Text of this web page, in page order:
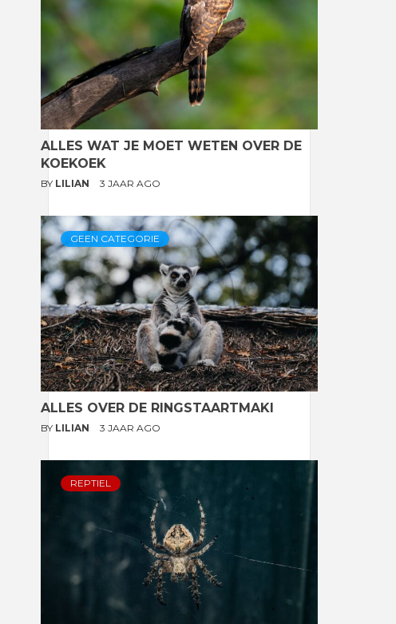
ALLES WAT JE MOET WETEN OVER DE
KOEKOEK
BY LILIAN 3 JAAR AGO
GEEN CATEGORIE
ALLES OVER DE RINGSTAARTMAKI
BY LILIAN 3 JAAR AGO
REPTIEL